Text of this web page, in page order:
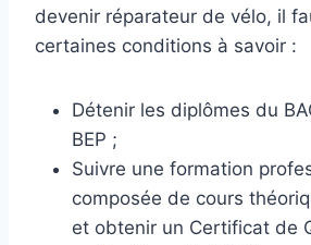
devenir réparateur de vélo, il
certaines conditions à savoir :
Détenir les diplômes du
BEP ;
Suivre une formation
composée de cours
et obtenir un Certificat de